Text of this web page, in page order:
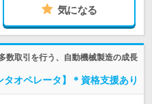
気になる
数取引を行う、自動機械製造の成長
オペレータ】＊資格支援あり